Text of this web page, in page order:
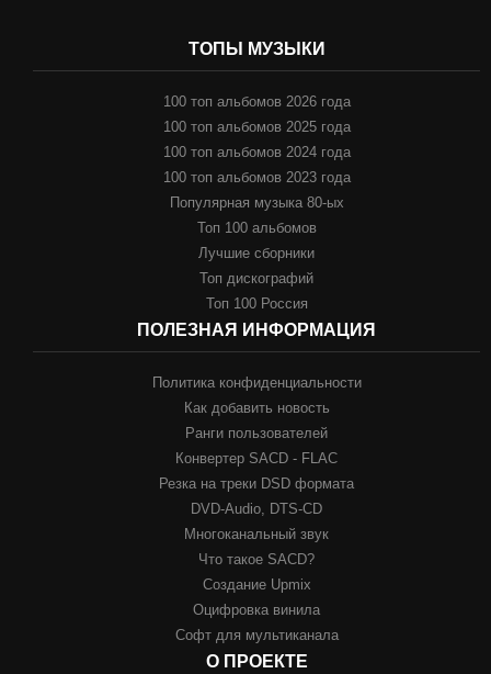
ТОПЫ МУЗЫКИ
100 топ альбомов 2026 года
100 топ альбомов 2025 года
100 топ альбомов 2024 года
100 топ альбомов 2023 года
Популярная музыка 80-ых
Топ 100 альбомов
Лучшие сборники
Топ дискографий
Топ 100 Россия
ПОЛЕЗНАЯ ИНФОРМАЦИЯ
Политика конфиденциальности
Как добавить новость
Ранги пользователей
Конвертер SACD - FLAC
Резка на треки DSD формата
DVD-Audio, DTS-CD
Многоканальный звук
Что такое SACD?
Создание Upmix
Оцифровка винила
Софт для мультиканала
О ПРОЕКТЕ